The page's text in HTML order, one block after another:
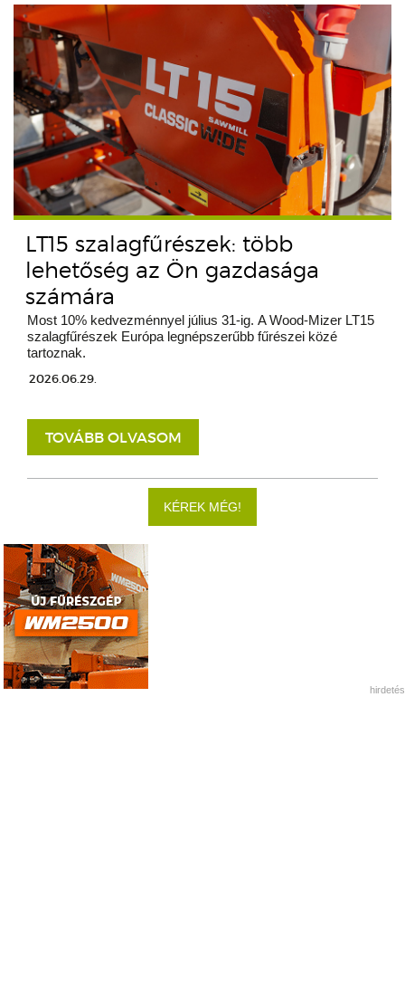
LT15 szalagfűrészek: több
lehetőség az Ön gazdasága
számára
Most 10% kedvezménnyel július 31-ig. A Wood-Mizer LT15
szalagfűrészek Európa legnépszerűbb fűrészei közé
tartoznak.
2026.06.29.
TOVÁBB OLVASOM
KÉREK MÉG!
hirdetés